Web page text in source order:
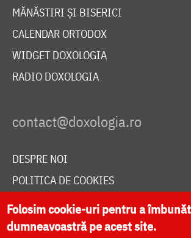
MĂNĂSTIRI ȘI BISERICI
CALENDAR ORTODOX
WIDGET DOXOLOGIA
RADIO DOXOLOGIA
DESPRE NOI
POLITICA DE COOKIES
DONEAZĂ ONLINE PENTRU CATEDRALA
Folosim cookie-uri pentru a
dumneavoastră pe acest site.